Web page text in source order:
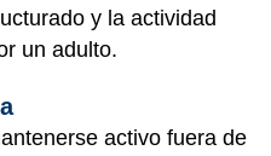
y la actividad
un adulto.
activo fuera de